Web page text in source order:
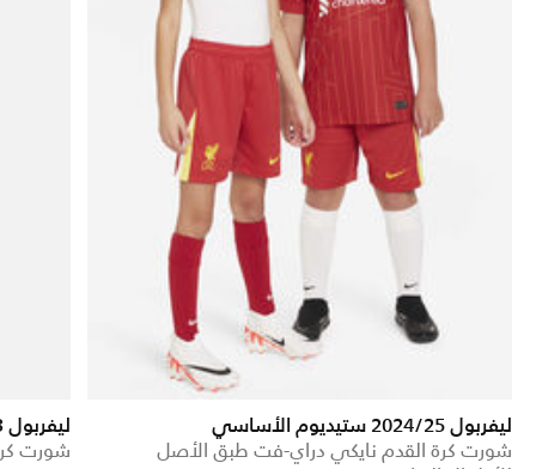
ليفربول 2024/25 ستيديوم الأساسي
شورت كرة القدم نايكي دراي-فت طبق الأصل
ليفربول F.C. 2022/23 ستيديوم الأساسي
شورت